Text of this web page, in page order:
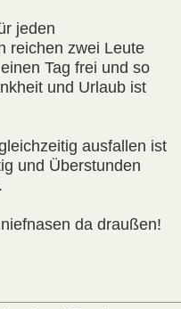
jeden
reichen zwei Leute
Tag frei und so
und Urlaub ist
ausfallen ist
und Überstunden
da draußen!